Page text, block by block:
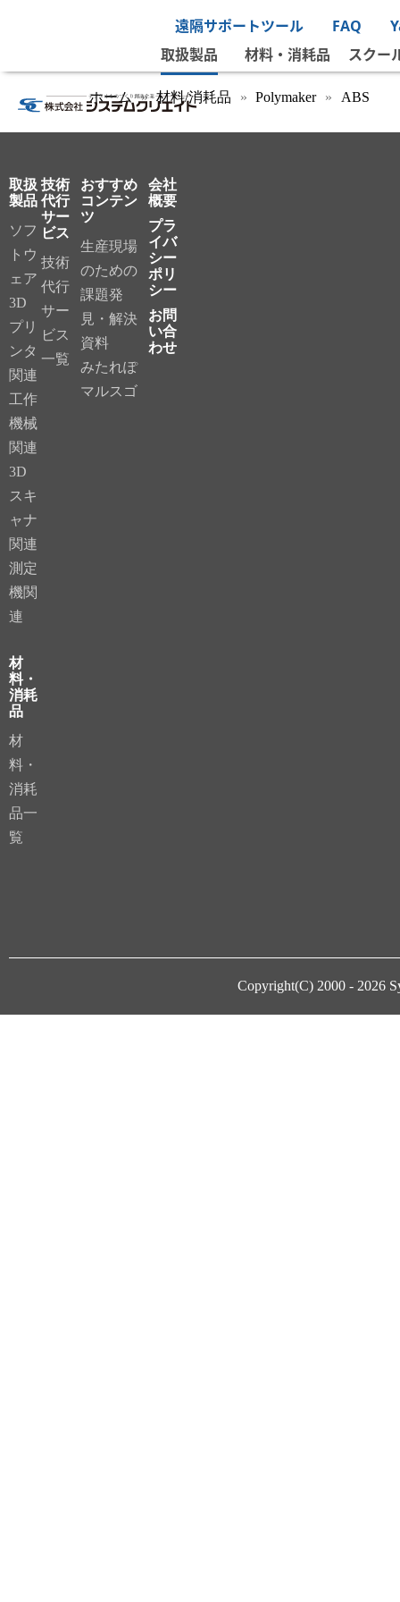
遠隔サポートツール FAQ
取扱製品
材料・消耗品 スクー
ホーム 材料/消耗品 Polymaker ABS
取扱
製品
ソフ
トウ
ェア
3D
プリ
ンタ
関連
工作
機械
関連
3D
スキ
ャナ
関連
測定
機関
連
材
料・
消耗
品
材
料・
消耗
品一
覧
技術
代行
サー
ビス
技術
代行
サー
ビス
一覧
おすすめ
コンテン
ツ
生産現場
のための
課題発
見・解決
資料
みたれぽ
マルスゴ
会社
概要
プラ
イバ
シー
ポリ
シー
お問
い合
わせ
Copyright(C) 2000 - 2026